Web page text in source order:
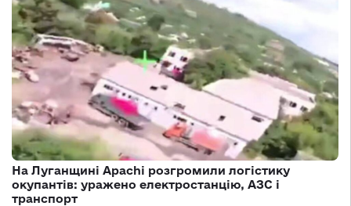
На Луганщині Apachi розгромили логістику
окупантів: уражено електростанцію, АЗС і
транспорт